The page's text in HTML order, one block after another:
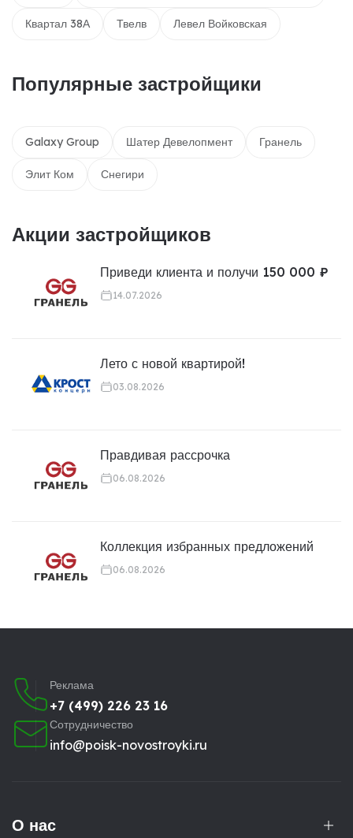
Квартал 38А Твелв Левел Войковская
Популярные застройщики
Galaxy Group Шатер Девелопмент Гранель
Элит Ком Снегири
Акции застройщиков
Приведи клиента и получи 150 000 ₽
14.07.2026
Лето с новой квартирой!
03.08.2026
Правдивая рассрочка
06.08.2026
Коллекция избранных предложений
06.08.2026
Реклама
+7 (499) 226 23 16
Сотрудничество
info@poisk-novostroyki.ru
О нас